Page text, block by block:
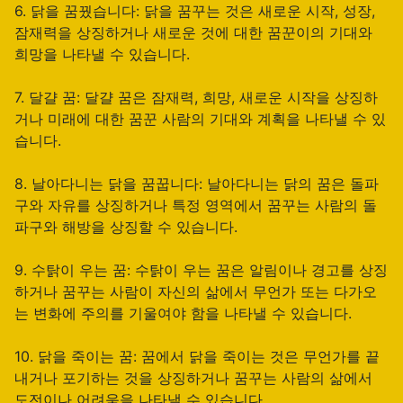
6. 닭을 꿈꿨습니다: 닭을 꿈꾸는 것은 새로운 시작, 성장,
잠재력을 상징하거나 새로운 것에 대한 꿈꾼이의 기대와
희망을 나타낼 수 있습니다.
7. 달걀 꿈: 달걀 꿈은 잠재력, 희망, 새로운 시작을 상징하
거나 미래에 대한 꿈꾼 사람의 기대와 계획을 나타낼 수 있
습니다.
8. 날아다니는 닭을 꿈꿉니다: 날아다니는 닭의 꿈은 돌파
구와 자유를 상징하거나 특정 영역에서 꿈꾸는 사람의 돌
파구와 해방을 상징할 수 있습니다.
9. 수탉이 우는 꿈: 수탉이 우는 꿈은 알림이나 경고를 상징
하거나 꿈꾸는 사람이 자신의 삶에서 무언가 또는 다가오
는 변화에 주의를 기울여야 함을 나타낼 수 있습니다.
10. 닭을 죽이는 꿈: 꿈에서 닭을 죽이는 것은 무언가를 끝
내거나 포기하는 것을 상징하거나 꿈꾸는 사람의 삶에서
도전이나 어려움을 나타낼 수 있습니다.